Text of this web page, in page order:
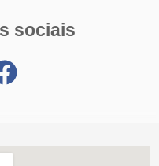
sociais